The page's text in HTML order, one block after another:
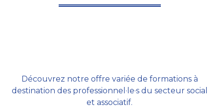
Découvrez notre offre variée de formations à
destination des professionnel·le·s du secteur social
et associatif.